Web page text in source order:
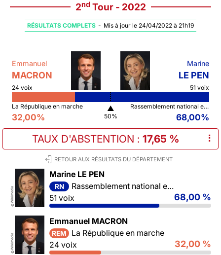
2ndTour - 2022
RÉSULTATS COMPLETS - Mis à jour le 24/04/2022 à 21h19
Emmanuel
MACRON
24 voix
Marine
LE PEN
51 voix
La République en marche
32,00%
▲
50%
Rassemblement national et ses alliés
68,00%
TAUX D'ABSTENTION : 17,65 % ⠇
RETOUR AUX RÉSULTATS DU DÉPARTEMENT
©
Wikimedia
Marine LE PEN
RN
Rassemblement national et ses alliés
51 voix
68,00 %
©
Wikimedia
Emmanuel MACRON
REM
La République en marche
24 voix
32,00 %